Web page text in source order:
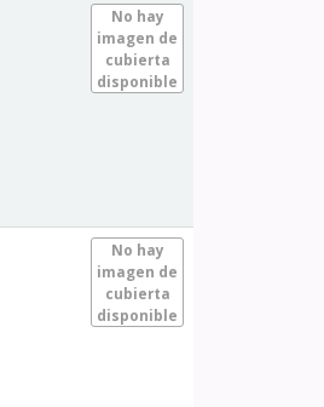
No hay
imagen de
cubierta
disponible
No hay
imagen de
cubierta
disponible